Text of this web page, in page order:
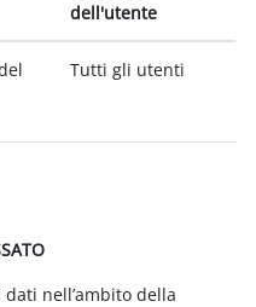
dell'utente
Tutti gli utenti
nell’ambito della